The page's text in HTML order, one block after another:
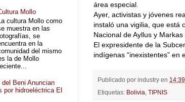
área especial.
Ayer, activistas y jóvenes
instaló una vigilia, que está
Nacional de Ayllus y
El expresidente de la
indígenas “inexistentes”
Publicado por industry en 14:39
Etiquetas: Bolivia TIPNIS
Mollo
cultura Mollo como
muestra en las
se
en la
del mismo
la de Mollo
Beni Anuncian
por hidroeléctrica El